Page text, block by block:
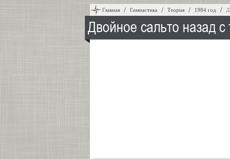
Главная Гимнастика Теория 1984 год
Двойное сальто назад